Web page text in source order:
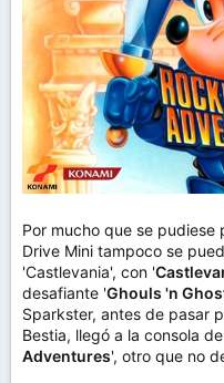
Por mucho que se pudiese
Drive Mini tampoco se
'Castlevania', con '
desafiante 'Ghouls 'n
Sparkster, antes de pasar
Bestia, llegó a la consola
Adventures', otro que no